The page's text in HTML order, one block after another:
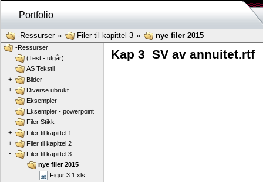
Portfolio
-Ressurser» Filer til kapittel 3 » nye filer 2015
Kap 3_SV av annuitet.rtf
-Ressurser
(Test - utgår)
AS Tekstil
+
Bilder
+
Diverse ubrukt
Eksempler
Eksempler - powerpoint
Filer Stikk
+
Filer til kapittel 1
+
Filer til kapittel 2
-
Filer til kapittel 3
-
nye filer 2015
Figur 3.1.xls